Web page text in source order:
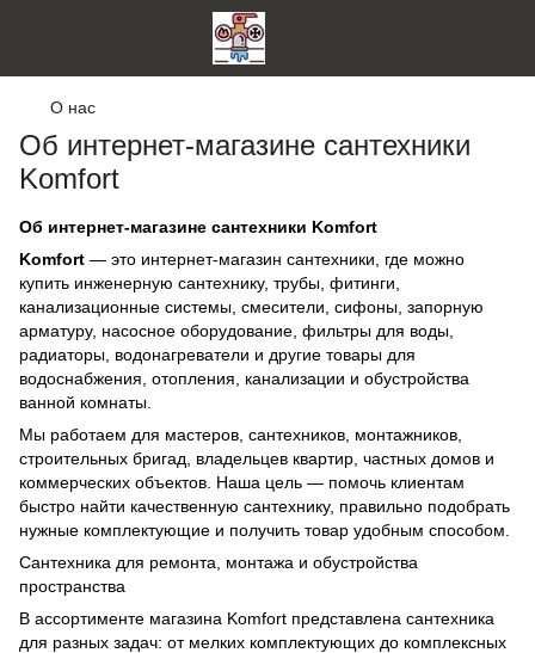
О нас
Об интернет-магазине сантехники
Komfort
Об интернет-магазине сантехники Komfort
Komfort — это интернет-магазин сантехники, где можно
купить инженерную сантехнику, трубы, фитинги,
канализационные системы, смесители, сифоны, запорную
арматуру, насосное оборудование, фильтры для воды,
радиаторы, водонагреватели и другие товары для
водоснабжения, отопления, канализации и обустройства
ванной комнаты.
Мы работаем для мастеров, сантехников, монтажников,
строительных бригад, владельцев квартир, частных домов и
коммерческих объектов. Наша цель — помочь клиентам
быстро найти качественную сантехнику, правильно подобрать
нужные комплектующие и получить товар удобным способом.
Сантехника для ремонта, монтажа и обустройства
пространства
В ассортименте магазина Komfort представлена ​​сантехника
для разных задач: от мелких комплектующих до комплексных